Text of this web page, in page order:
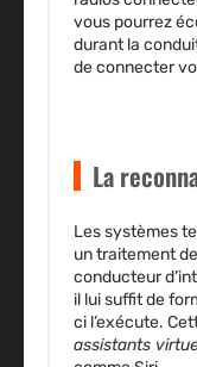
vous pourrez
durant la
de connecter
La
Les systèmes
untraitement
conducteur
il lui suffit de
ci l’exécute.
assistants